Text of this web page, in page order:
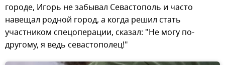
городе, Игорь не забывал Севастополь и часто
навещал родной город, а когда решил стать
участником спецоперации, сказал: "Не могу по-
другому, я ведь севастополец!"